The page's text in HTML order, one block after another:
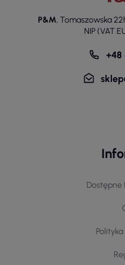
P&M, Tomaszowska
NIP (VAT
+48